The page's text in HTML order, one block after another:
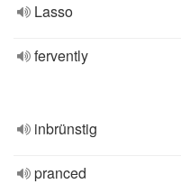
Lasso
fervently
inbrünstig
pranced